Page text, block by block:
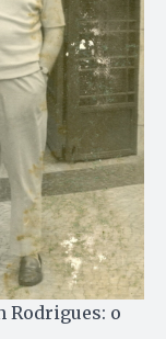
Rodrigues: o